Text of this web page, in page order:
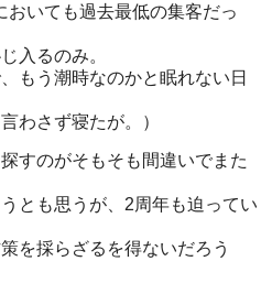
いても過去最低の集客だっ
入るのみ。
もう潮時なのかと眠れない日
わさず寝たが。）
すのがそもそも間違いでまた
とも思うが、2周年も迫ってい
を採らざるを得ないだろう